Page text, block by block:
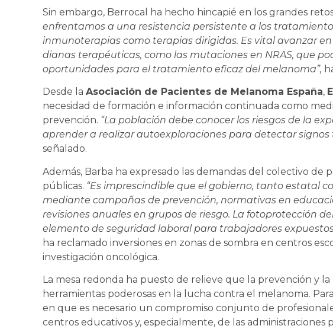
Sin embargo, Berrocal ha hecho hincapié en los grandes
enfrentamos a una resistencia persistente a los
inmunoterapias como terapias dirigidas. Es vital avanzar
dianas terapéuticas, como las mutaciones en NRAS, que
oportunidades para el tratamiento eficaz del melanoma”,
Desde la Asociación de Pacientes de Melanoma España,
necesidad de formación e información continuada como
prevención. “La población debe conocer los riesgos de la
aprender a realizar autoexploraciones para detectar
señalado.
Además, Barba ha expresado las demandas del colectivo de
públicas. “Es imprescindible que el gobierno, tanto estatal
mediante campañas de prevención, normativas en
revisiones anuales en grupos de riesgo. La fotoprotección
elemento de seguridad laboral para trabajadores expuestos
ha reclamado inversiones en zonas de sombra en centros
investigación oncológica.
La mesa redonda ha puesto de relieve que la prevención y
herramientas poderosas en la lucha contra el melanoma.
en que es necesario un compromiso conjunto de
centros educativos y, especialmente, de las administraciones